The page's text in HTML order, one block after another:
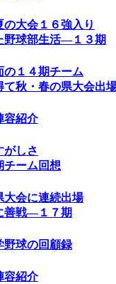
大会１６強入り
野球部生活―１３期
の１４期チーム
て秋・春の県大会出
容紹介
がしさ
チーム回想
大会に連続出場
善戦―１７期
野球の回顧録
容紹介